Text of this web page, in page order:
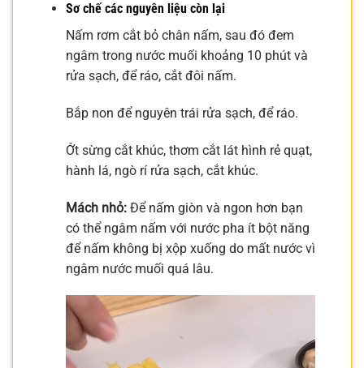
Sơ chế các nguyên liệu còn lại
Nấm rơm cắt bỏ chân nấm, sau đó đem
ngâm trong nước muối khoảng 10 phút và
rửa sạch, để ráo, cắt đôi nấm.
Bắp non để nguyên trái rửa sạch, để ráo.
Ớt sừng cắt khúc, thơm cắt lát hình rẻ quạt,
hành lá, ngò rí rửa sạch, cắt khúc.
Mách nhỏ: Để nấm giòn và ngon hơn bạn
có thể ngâm nấm với nước pha ít bột năng
để nấm không bị xộp xuống do mất nước vì
ngâm nước muối quá lâu.